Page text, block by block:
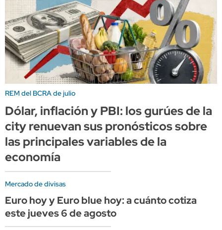
REM del BCRA de julio
Dólar, inflación y PBI: los gurúes de la
city renuevan sus pronósticos sobre
las principales variables de la
economía
Mercado de divisas
Euro hoy y Euro blue hoy: a cuánto cotiza
este jueves 6 de agosto